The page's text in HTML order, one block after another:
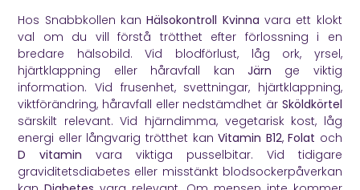
Hos Snabbkollen kanHälsokontroll Kvinna vara ett klokt
val om du vill förstå trötthet efter förlossning i en
bredare hälsobild. Vid blodförlust, låg ork, yrsel,
hjärtklappning eller håravfall kan Järn ge viktig
information. Vid frusenhet, svettningar, hjärtklappning,
viktförändring, håravfall eller nedstämdhet är Sköldkörtel
särskilt relevant. Vid hjärndimma, vegetarisk kost, låg
energi eller långvarig trötthet kanVitamin B12,Folat och
D vitamin vara viktiga pusselbitar. Vid tidigare
graviditetsdiabetes eller misstänkt blodsockerpåverkan